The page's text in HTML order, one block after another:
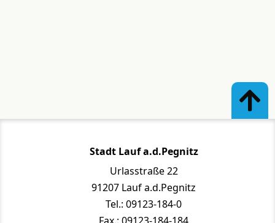
Stadt Lauf a.d.Pegnitz
Urlasstraße 22
91207 Lauf a.d.Pegnitz
Tel.: 09123-184-0
Fax.: 09123-184-184